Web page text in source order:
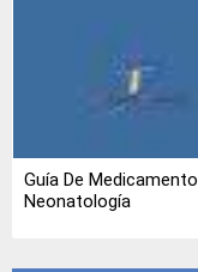
Guía De
Neonatología